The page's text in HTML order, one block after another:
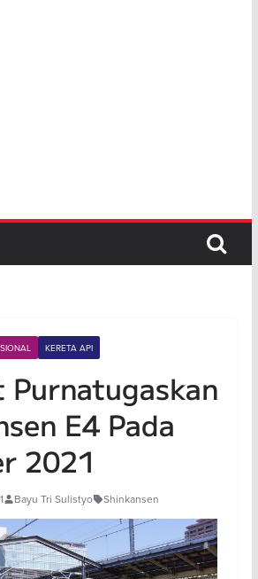
KERETA API
Purnatugaskan
E4 Pada
2021
Bayu Tri Sulistyo Shinkansen